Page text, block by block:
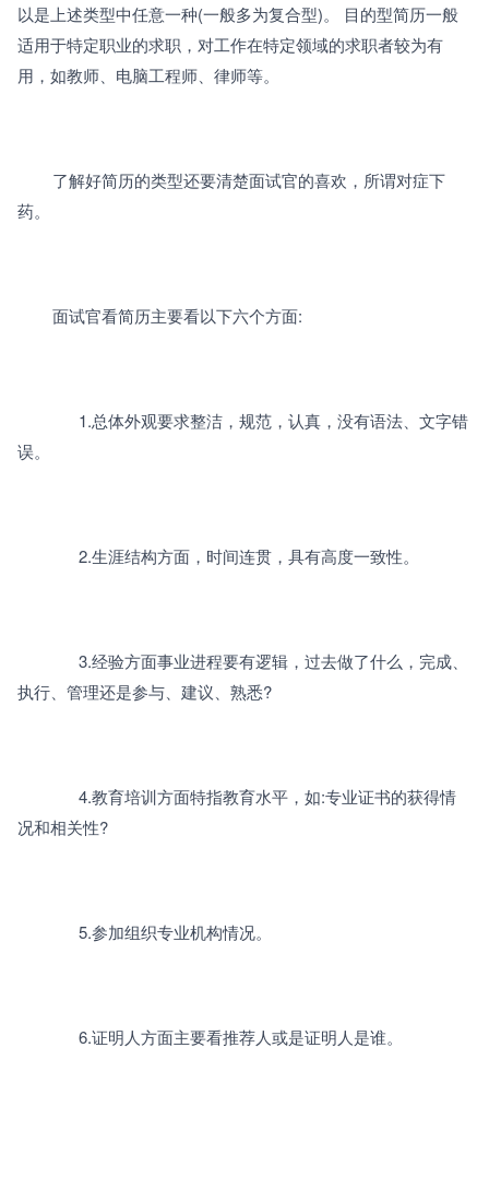
以是上述类型中任意一种(一般多为复合型)。 目的型简历一般
适用于特定职业的求职，对工作在特定领域的求职者较为有
用，如教师、电脑工程师、律师等。
药。
		面试官看简历主要看以下六个方面:
误。
		      2.生涯结构方面，时间连贯，具有高度一致性。
执行、管理还是参与、建议、熟悉?
况和相关性?
		      5.参加组织专业机构情况。
		      6.证明人方面主要看推荐人或是证明人是谁。